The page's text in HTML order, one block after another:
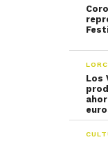
Los